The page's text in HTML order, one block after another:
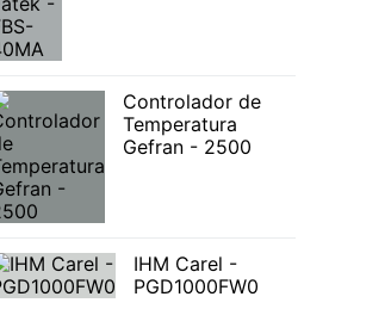
Controlador de
Temperatura
Gefran - 2500
IHM Carel -
PGD1000FW0